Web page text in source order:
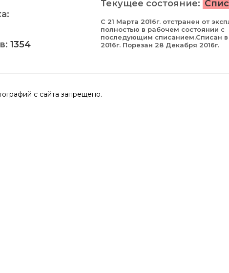
1354
Текущее состояние:
С 21 Марта 2016г. отстранен от
полностью в рабочем состоянии с
последующим списанием.Списан
2016г. Порезан 28 Декабря 2016г.
с сайта запрещено.